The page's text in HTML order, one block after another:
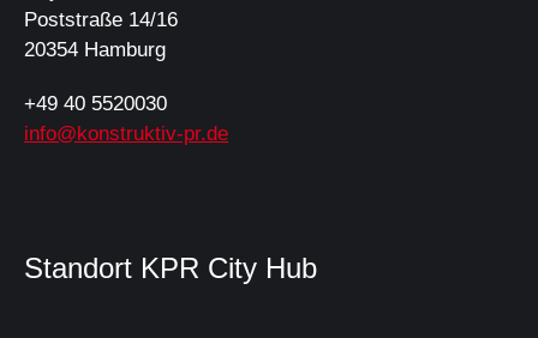
Poststraße 14/16
20354 Hamburg
+49 40 5520030
info@konstruktiv-pr.de
Standort KPR City Hub